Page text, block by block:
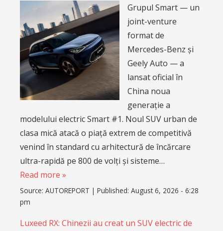
Grupul Smart — un
joint-venture
format de
Mercedes-Benz și
Geely Auto — a
lansat oficial în
China noua
generație a
modelului electric Smart #1. Noul SUV urban de
clasa mică atacă o piață extrem de competitivă
venind în standard cu arhitectură de încărcare
ultra-rapidă pe 800 de volți și sisteme…
Read more »
Source: AUTOREPORT | Published: August 6, 2026 - 6:28
pm
Luxeed RX: Chinezii au creat un SUV electric de